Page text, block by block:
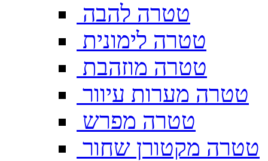
טטרה להבה
טטרה לימונית
טטרה מוזהבת
טטרה מערות עיוור
טטרה מפרש
טטרה מקטורן שחור